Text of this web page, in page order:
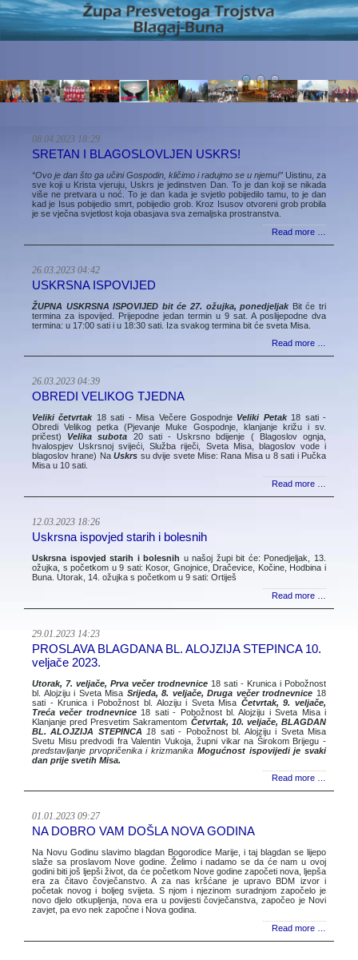
08.04.2023 18:29
SRETAN I BLAGOSLOVLJEN USKRS!
“Ovo je dan što ga učini Gospodin, kličimo i radujmo se u njemu!” Uistinu, za
sve koji u Krista vjeruju, Uskrs je jedinstven Dan. To je dan koji se nikada
više ne pretvara u noć. To je dan kada je svjetlo pobijedilo tamu, to je dan
kad je Isus pobijedio smrt, pobijedio grob. Kroz Isusov otvoreni grob probila
je se vječna svjetlost koja obasjava sva zemaljska prostranstva.
Read more …
26.03.2023 04:42
USKRSNA ISPOVIJED
ŽUPNA USKRSNA ISPOVIJED bit će 27. ožujka, ponedjeljak Bit će tri
termina za ispovijed. Prijepodne jedan termin u 9 sat. A poslijepodne dva
termina: u 17:00 sati i u 18:30 sati. Iza svakog termina bit će sveta Misa.
Read more …
26.03.2023 04:39
OBREDI VELIKOG TJEDNA
Veliki četvrtak 18 sati - Misa Večere Gospodnje Veliki Petak 18 sati -
Obredi Velikog petka (Pjevanje Muke Gospodnje, klanjanje križu i sv.
pričest) Velika subota 20 sati - Uskrsno bdijenje ( Blagoslov ognja,
hvalospjev Uskrsnoj svijeći, Služba riječi, Sveta Misa, blagoslov vode i
blagoslov hrane) NaUskrs su dvije svete Mise: Rana Misa u 8 sati i Pučka
Misa u 10 sati.
Read more …
12.03.2023 18:26
Uskrsna ispovjed starih i bolesnih
Uskrsna ispovjed starih i bolesnih u našoj župi bit će: Ponedjeljak, 13.
ožujka, s početkom u 9 sati: Kosor, Gnojnice, Dračevice, Kočine, Hodbina i
Buna. Utorak, 14. ožujka s početkom u 9 sati: Ortiješ
Read more …
29.01.2023 14:23
PROSLAVA BLAGDANA BL. ALOJZIJA STEPINCA 10.
veljače 2023.
Utorak, 7. veljače, Prva večer trodnevnice 18 sati - Krunica i Pobožnost
bl. Alojziju i Sveta Misa Srijeda, 8. veljače, Druga večer trodnevnice 18
sati - Krunica i Pobožnost bl. Aloziju i Sveta Misa Četvrtak, 9. veljače,
Treća večer trodnevnice 18 sati - Pobožnost bl. Alojziju i Sveta Misa i
Klanjanje pred Presvetim Sakramentom Četvrtak, 10. veljače, BLAGDAN
BL. ALOJZIJA STEPINCA 18 sati - Pobožnost bl. Alojziju i Sveta Misa
Svetu Misu predvodi fra Valentin Vukoja, župni vikar na Širokom Brijegu -
predstavljanje prvopričenika i krizmanika Mogućnost ispovijedi je svaki
dan prije svetih Misa.
Read more …
01.01.2023 09:27
NA DOBRO VAM DOŠLA NOVA GODINA
Na Novu Godinu slavimo blagdan Bogorodice Marije, i taj blagdan se lijepo
slaže sa proslavom Nove godine. Želimo i nadamo se da će nam u ovoj
godini biti još ljepši život, da će početkom Nove godine započeti nova, ljepša
era za čitavo čovječanstvo. A za nas kršćane je upravo BDM izvor i
početak novog i boljeg svijeta. S njom i njezinom suradnjom započelo je
novo djelo otkupljenja, nova era u povijesti čovječanstva, započeo je Novi
zavjet, pa evo nek započne i Nova godina.
Read more …